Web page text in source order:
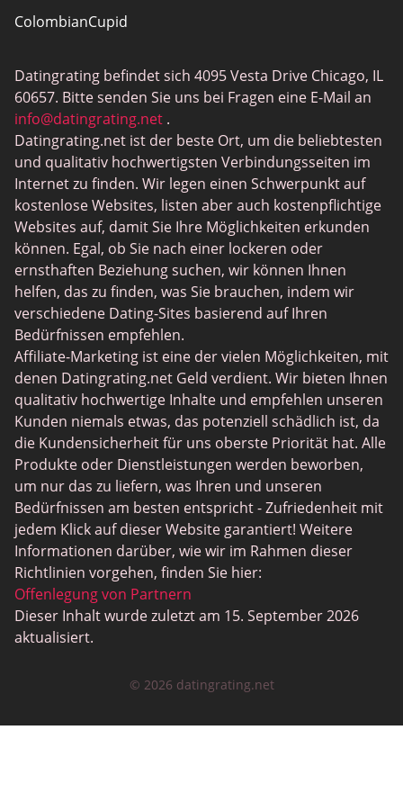
ColombianCupid
MeetMindful
BDSM Dating
BBPeopleMeet
Sugar Daddy Sites
JPeopleMeet
Trans Dating
Senior Dating Sites
MyLOL
Gay Dating
Lesbian Dating
Black Dating Sites
SugarDaddyMeet
LatinAmericanCupid
CatholicMatch
Datingrating befindet sich 4095 Vesta Drive Chicago, IL
60657. Bitte senden Sie uns bei Fragen eine E-Mail an
info@datingrating.net .
Datingrating.net ist der beste Ort, um die beliebtesten
und qualitativ hochwertigsten Verbindungsseiten im
Internet zu finden. Wir legen einen Schwerpunkt auf
kostenlose Websites, listen aber auch kostenpflichtige
Websites auf, damit Sie Ihre Möglichkeiten erkunden
können. Egal, ob Sie nach einer lockeren oder
ernsthaften Beziehung suchen, wir können Ihnen
helfen, das zu finden, was Sie brauchen, indem wir
verschiedene Dating-Sites basierend auf Ihren
Bedürfnissen empfehlen.
Affiliate-Marketing ist eine der vielen Möglichkeiten, mit
denen Datingrating.net Geld verdient. Wir bieten Ihnen
qualitativ hochwertige Inhalte und empfehlen unseren
Kunden niemals etwas, das potenziell schädlich ist, da
die Kundensicherheit für uns oberste Priorität hat. Alle
Produkte oder Dienstleistungen werden beworben,
um nur das zu liefern, was Ihren und unseren
Bedürfnissen am besten entspricht - Zufriedenheit mit
jedem Klick auf dieser Website garantiert! Weitere
Informationen darüber, wie wir im Rahmen dieser
Richtlinien vorgehen, finden Sie hier:
Offenlegung von Partnern
Dieser Inhalt wurde zuletzt am 15. September 2026
aktualisiert.
© 2026 datingrating.net